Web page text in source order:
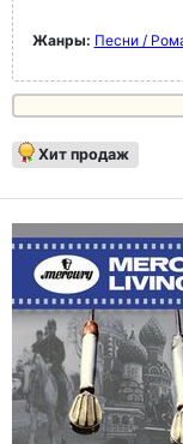
Жанры: Песни /
Хит продаж